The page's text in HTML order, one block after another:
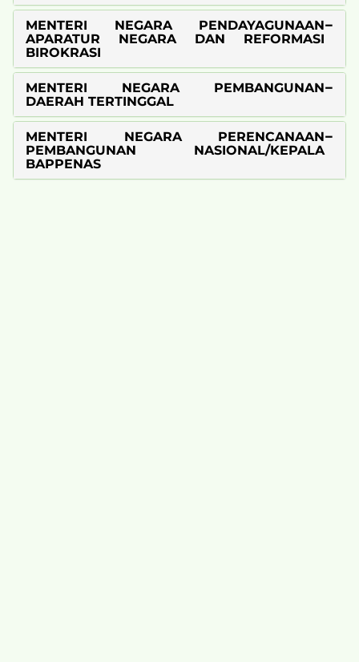
MENTERI NEGARA PENDAYAGUNAAN
APARATUR NEGARA DAN REFORMASI
BIROKRASI
MENTERI NEGARA PEMBANGUNAN
DAERAH TERTINGGAL
MENTERI NEGARA PERENCANAAN
PEMBANGUNAN NASIONAL/KEPALA
BAPPENAS